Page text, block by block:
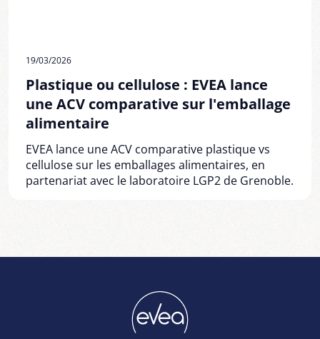
19/03/2026
Plastique ou cellulose : EVEA lance
une ACV comparative sur l'emballage
alimentaire
EVEA lance une ACV comparative plastique vs
cellulose sur les emballages alimentaires, en
partenariat avec le laboratoire LGP2 de Grenoble.